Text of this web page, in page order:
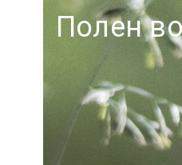
Полен